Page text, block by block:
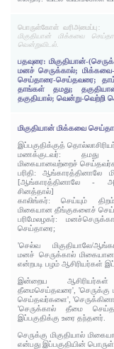
பொருள்கோள் வரிஅமைப்பு:
மிகுதியான் மிக்கவை
வென்றுவிடல்.
பதவுரை: மிகுதியான்-
மனச் செருக்கால்;
செய்தாரை-செய்தவரை;
தாங்கள் தமது;
தகுதியால்; வென்று-வெற்றி
மிகுதியான் மிக்கவை
இப்பகுதிக்குத்
மணக்குடவர்: தமது
மிகையானவற்றைச்
பரிதி: ஆங்காரத்தினாலே
[ஆங்காரத்தினாலே -
சினத்தால்]
காலிங்கர்: செய்யும்
மிகையான தீங்குகளைச்
பரிமேலழகர்:
செய்தாரை;
'செல்வ மிகுதியாலே/
மனச் செருக்கால்
என்றபடி பழம் ஆசிரியர்கள்
இன்றைய
தீமைசெய்தவரை', 'செருக்கு
செய்தவர்களை',
'செருக்கால் தீமை
இப்பகுதிக்கு உரை தந்தனர்.
செருக்கு மிகுதியால்
என்பது இப்பகுதியின்